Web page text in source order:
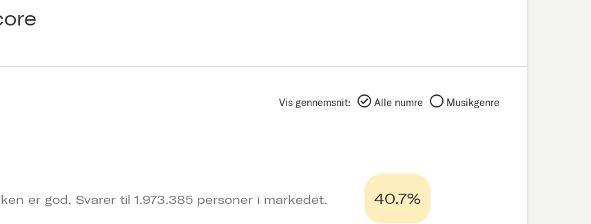
Vis gennemsnit: Alle numre Musikgenre
er god. Svarer til 1.973.385 personer i markedet.
40.7%